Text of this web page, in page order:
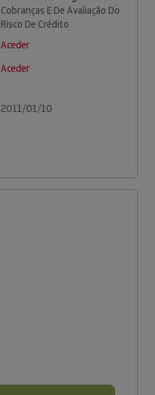
Cobranças E De Avaliação Do
Risco De Crédito
Aceder
Aceder
2011/01/10